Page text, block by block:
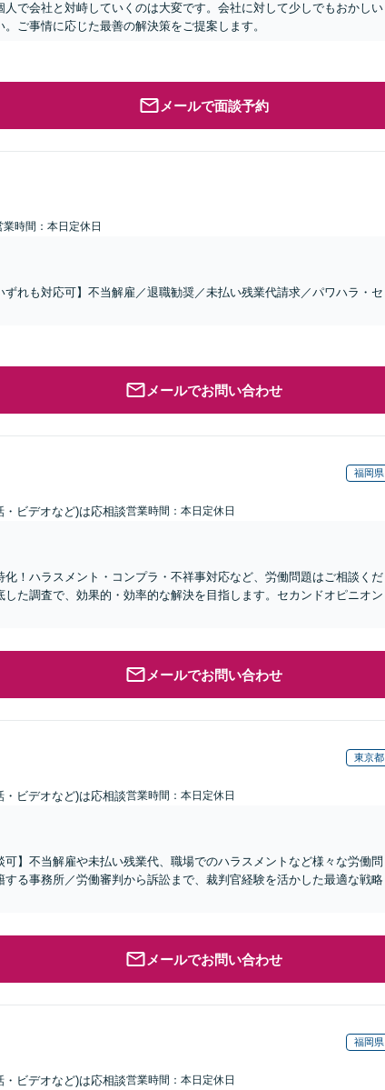
人で会社と対峙していくのは大変です。会社に対して少しでもおかしい
ご事情に応じた最善の解決策をご提案します。
メールで面談予約
業時間：本日定休日
ずれも対応可】不当解雇／退職勧奨／未払い残業代請求／パワハラ・セ
メールでお問い合わせ
福岡県
ビデオなど)は応相談営業時間：本日定休日
化！ハラスメント・コンプラ・不祥事対応など、労働問題はご相談くだ
た調査で、効果的・効率的な解決を目指します。セカンドオピニオン
メールでお問い合わせ
東京都
ビデオなど)は応相談営業時間：本日定休日
可】不当解雇や未払い残業代、職場でのハラスメントなど様々な労働問
る事務所／労働審判から訴訟まで、裁判官経験を活かした最適な戦略
メールでお問い合わせ
福岡県
ビデオなど)は応相談営業時間：本日定休日